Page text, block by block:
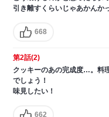
引き離すくらいじゃあかんか
668
第2話(2)
クッキーのあの完成度…。料
でしょう！
味見したい！
662